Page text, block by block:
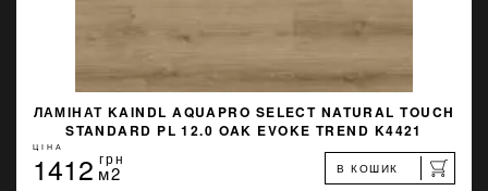
ЛАМІНАТ KAINDL AQUAPRO SELECT NATURAL TOUCH
STANDARD PL 12.0 OAK EVOKE TREND K4421
ЦІНА
1412 грн
м2 В КОШИК